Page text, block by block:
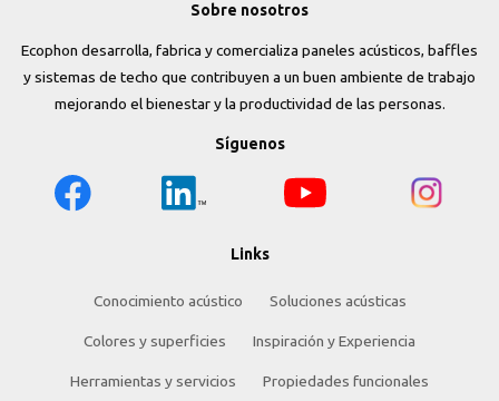
Sobre nosotros
Ecophon desarrolla, fabrica y comercializa paneles acústicos, baffles
y sistemas de techo que contribuyen a un buen ambiente de trabajo
mejorando el bienestar y la productividad de las personas.
Síguenos
Links
Conocimiento acústico Soluciones acústicas
Colores y superficies Inspiración y Experiencia
Herramientas y servicios Propiedades funcionales